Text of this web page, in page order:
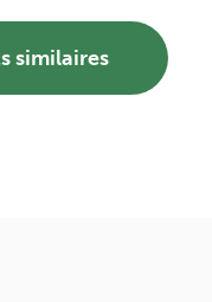
similaires